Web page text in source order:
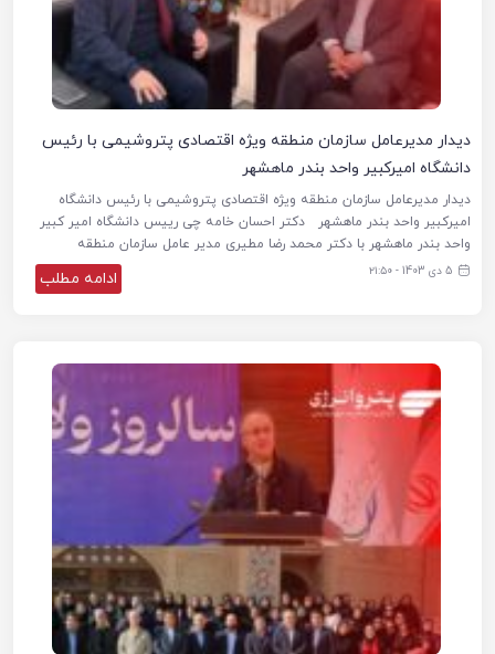
دیدار مدیرعامل سازمان منطقه ویژه اقتصادی پتروشیمی با رئیس
دانشگاه امیرکبیر واحد بندر ماهشهر
دیدار مدیرعامل سازمان منطقه ویژه اقتصادی پتروشیمی با رئیس دانشگاه
امیرکبیر واحد بندر ماهشهر دکتر احسان خامه چی رییس دانشگاه امیر کبیر
واحد بندر ماهشهر با دکتر محمد رضا مطیری مدیر عامل سازمان منطقه
5 دی 1403 - ۲۱:۵۰ ادامه مطلب